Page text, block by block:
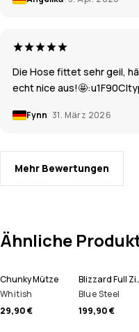
Die Hose fittet sehr geil,
echt nice
Fynn 31. März 2026
Mehr Bewertungen
Ähnliche
Chunky Mütze
Whitish
29,90 €
Blizzard Full Zip
Blue Steel
199,90 €